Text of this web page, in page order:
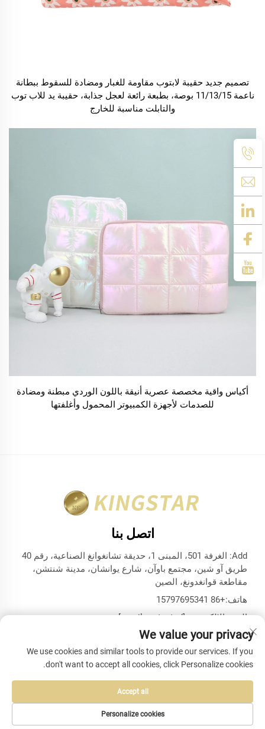
تصميم جديد حقيبة لابتوب مقاومة للغبار ومضادة للسقوط ببطانة
ناعمة 11/13/15 بوصة، بطبعة رائعة لعجل جذابة، حقيبة يد للاب توب
والتابلت مناسبة للخارج
أكياس واقية مخصصة عصرية أنيقة باللون الوردي مبطنة ومضادة
للصدمات لأجهزة الكمبيوتر المحمول وأغلفتها
اتصل بنا
Add: الغرفة 501، المبنى 1، حديقة تشانغوانغ الصناعية، رقم 40
طريق آو شين، مجتمع باوآن، شارع يوانشان، مدينة شنتشن،
مقاطعة قوانغدونغ، الصين
هاتف:+86 15797695341
البريد الإلكتروني:[email protected]
حقوق الطبع والنشر © شركة شنتشن كينغستار للحقائب والأغلفة
المحدودة، جميع الحقوق محفوظة -سياسة الخصوصية-المدونة
We value your privacy
We use cookies and similar tools to provide our services. If you
don't want to accept all cookies, click Personalize cookies.
Personalize cookies
Accept all